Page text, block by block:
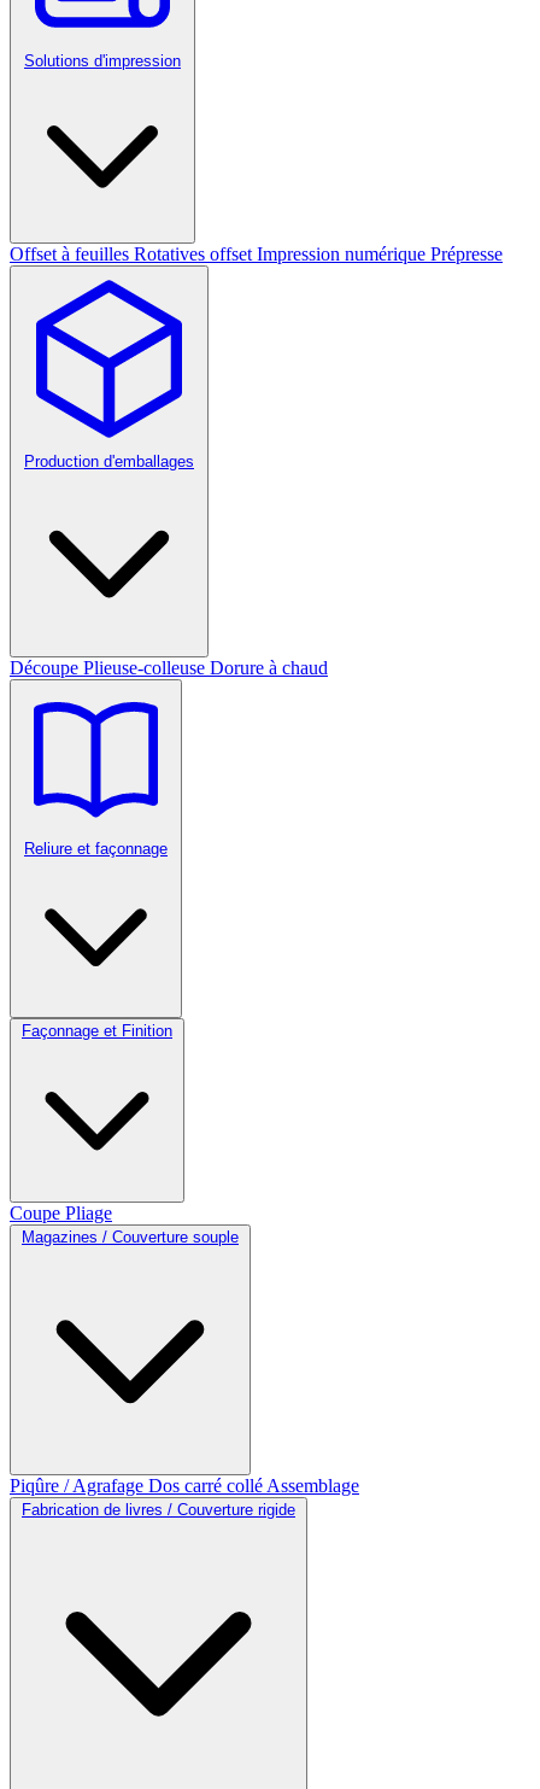
Solutions d'impression
Offset à feuilles Rotatives offset Impression numérique Prépresse
Production d'emballages
Découpe Plieuse-colleuse Dorure à chaud
Reliure et façonnage
Façonnage et Finition
Coupe Pliage
Magazines / Couverture souple
Piqûre / Agrafage Dos carré collé Assemblage
Fabrication de livres / Couverture rigide